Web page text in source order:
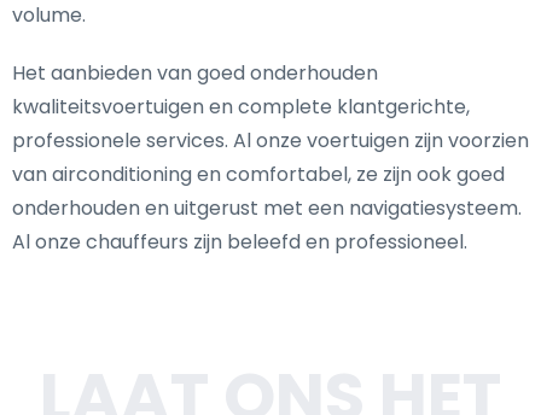
volume.
Het aanbieden van goed onderhouden
kwaliteitsvoertuigen en complete klantgerichte,
professionele services. Al onze voertuigen zijn voorzien
van airconditioning en comfortabel, ze zijn ook goed
onderhouden en uitgerust met een navigatiesysteem.
Al onze chauffeurs zijn beleefd en professioneel.